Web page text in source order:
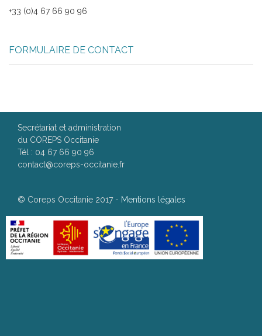
+33 (0)4 67 66 90 96
FORMULAIRE DE CONTACT
E-mail *
Envoyer une copie à votre adresse
Captcha*
Secrétariat et administration
du COREPS Occitanie
Tél : 04 67 66 90 96
contact@coreps-occitanie.fr
© Coreps Occitanie 2017- Mentions légales